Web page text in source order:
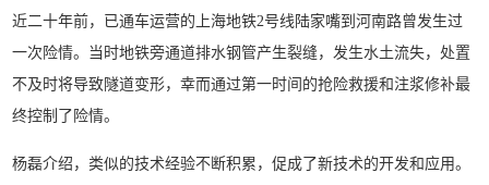
近二十年前，已通车运营的上海地铁2号线陆家嘴到河南路曾发生过
一次险情。当时地铁旁通道排水钢管产生裂缝，发生水土流失，处置
不及时将导致隧道变形，幸而通过第一时间的抢险救援和注浆修补最
终控制了险情。
杨磊介绍，类似的技术经验不断积累，促成了新技术的开发和应用。